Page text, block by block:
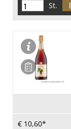
St.
€ 10,60*